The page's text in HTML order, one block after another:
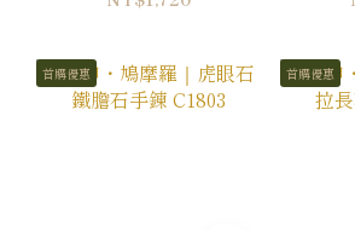
首購優惠 首購優惠